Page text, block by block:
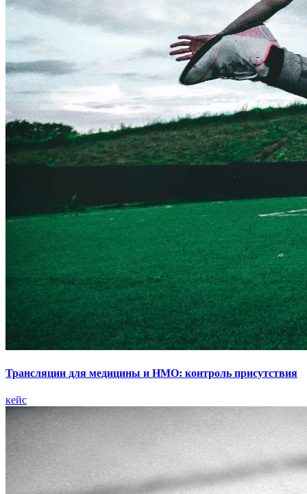
Трансляции для медицины и НМО: контроль присутствия
кейс